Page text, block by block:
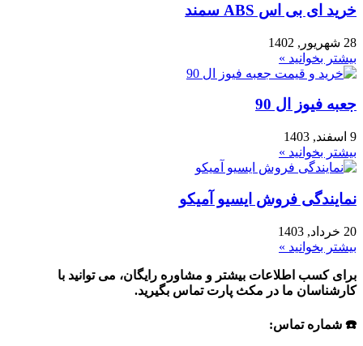
خرید ای بی اس ABS سمند
28 شهریور, 1402
بیشتر بخوانید »
جعبه فیوز ال 90
9 اسفند, 1403
بیشتر بخوانید »
نمایندگی فروش ایسیو آمیکو
20 خرداد, 1403
بیشتر بخوانید »
برای کسب اطلاعات بیشتر و مشاوره رایگان، می توانید با
کارشناسان ما در مکث پارت تماس بگیرید.
☎️ شماره تماس: